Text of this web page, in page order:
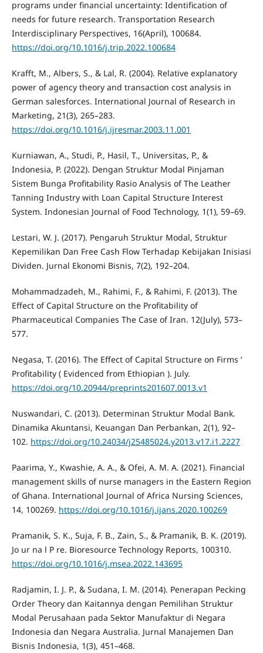
programs under financial uncertainty: Identification of
needs for future research. Transportation Research
Interdisciplinary Perspectives, 16(April), 100684.
https://doi.org/10.1016/j.trip.2022.100684
Krafft, M., Albers, S., & Lal, R. (2004). Relative explanatory
power of agency theory and transaction cost analysis in
German salesforces. International Journal of Research in
Marketing, 21(3), 265–283.
https://doi.org/10.1016/j.ijresmar.2003.11.001
Kurniawan, A., Studi, P., Hasil, T., Universitas, P., &
Indonesia, P. (2022). Dengan Struktur Modal Pinjaman
Sistem Bunga Profitability Rasio Analysis of The Leather
Tanning Industry with Loan Capital Structure Interest
System. Indonesian Journal of Food Technology, 1(1), 59–69.
Lestari, W. J. (2017). Pengaruh Struktur Modal, Struktur
Kepemilikan Dan Free Cash Flow Terhadap Kebijakan Inisiasi
Dividen. Jurnal Ekonomi Bisnis, 7(2), 192–204.
Mohammadzadeh, M., Rahimi, F., & Rahimi, F. (2013). The
Effect of Capital Structure on the Profitability of
Pharmaceutical Companies The Case of Iran. 12(July), 573–
577.
Negasa, T. (2016). The Effect of Capital Structure on Firms ’
Profitability ( Evidenced from Ethiopian ). July.
https://doi.org/10.20944/preprints201607.0013.v1
Nuswandari, C. (2013). Determinan Struktur Modal Bank.
Dinamika Akuntansi, Keuangan Dan Perbankan, 2(1), 92–
102. https://doi.org/10.24034/j25485024.y2013.v17.i1.2227
Paarima, Y., Kwashie, A. A., & Ofei, A. M. A. (2021). Financial
management skills of nurse managers in the Eastern Region
of Ghana. International Journal of Africa Nursing Sciences,
14, 100269. https://doi.org/10.1016/j.ijans.2020.100269
Pramanik, S. K., Suja, F. B., Zain, S., & Pramanik, B. K. (2019).
Jo ur na l P re. Bioresource Technology Reports, 100310.
https://doi.org/10.1016/j.msea.2022.143695
Radjamin, I. J. P., & Sudana, I. M. (2014). Penerapan Pecking
Order Theory dan Kaitannya dengan Pemilihan Struktur
Modal Perusahaan pada Sektor Manufaktur di Negara
Indonesia dan Negara Australia. Jurnal Manajemen Dan
Bisnis Indonesia, 1(3), 451–468.